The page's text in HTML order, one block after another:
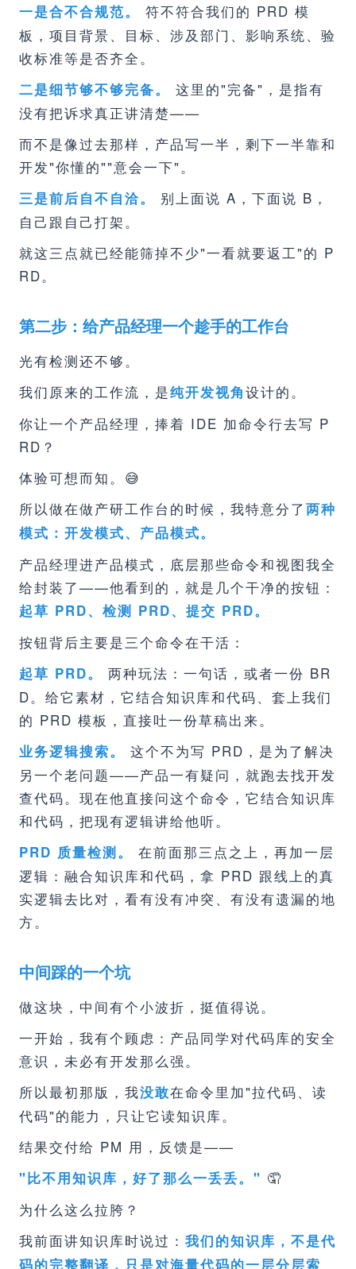
一是合不合规范。
符不符合我们的 PRD 模
板，项目背景、目标、涉及部门、影响系统、验
收标准等是否齐全。
二是细节够不够完备。
这里的"完备"，是指有
没有把诉求真正讲清楚——
而不是像过去那样，产品写一半，剩下一半靠和
开发"你懂的""意会一下"。
三是前后自不自洽。
别上面说 A，下面说 B，
自己跟自己打架。
就这三点就已经能筛掉不少"一看就要返工"的 P
RD。
第二步：给产品经理一个趁手的工作台
光有检测还不够。
我们原来的工作流，是纯开发视角设计的。
你让一个产品经理，捧着 IDE 加命令行去写 P
RD？
体验可想而知。😅
所以做在做产研工作台的时候，我特意分了两种
模式：开发模式、产品模式。
产品经理进产品模式，底层那些命令和视图我全
给封装了——他看到的，就是几个干净的按钮：
起草 PRD、检测 PRD、提交 PRD。
按钮背后主要是三个命令在干活：
起草 PRD。
两种玩法：一句话，或者一份 BR
D。给它素材，它结合知识库和代码、套上我们
的 PRD 模板，直接吐一份草稿出来。
业务逻辑搜索。
这个不为写 PRD，是为了解决
另一个老问题——产品一有疑问，就跑去找开发
查代码。现在他直接问这个命令，它结合知识库
和代码，把现有逻辑讲给他听。
PRD 质量检测。
在前面那三点之上，再加一层
逻辑：融合知识库和代码，拿 PRD 跟线上的真
实逻辑去比对，看有没有冲突、有没有遗漏的地
方。
中间踩的一个坑
做这块，中间有个小波折，挺值得说。
一开始，我有个顾虑：产品同学对代码库的安全
意识，未必有开发那么强。
所以最初那版，我没敢在命令里加"拉代码、读
代码"的能力，只让它读知识库。
结果交付给 PM 用，反馈是——
"比不用知识库，好了那么一丢丢。" 🤦
为什么这么拉胯？
我前面讲知识库时说过： 我们的知识库，不是代
码的完整翻译，只是对海量代码的一层分层索